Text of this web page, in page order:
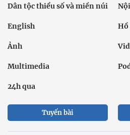
Dân tộc thiểu số và miền núi
English Hồ
Ảnh
Multimedia
24h qua
Tuyến bài